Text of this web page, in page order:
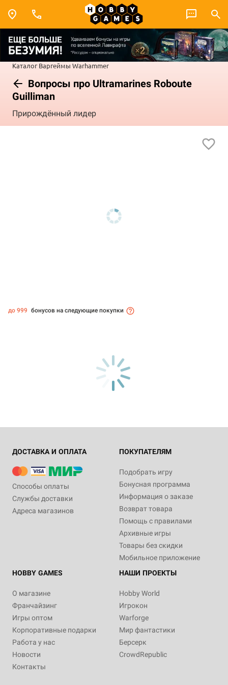
Каталог Варгеймы Warhammer
Вопросы про Ultramarines Roboute
Guilliman
Прирождённый лидер
до 999 бонусов на следующие покупки
ДОСТАВКА И ОПЛАТА
Способы оплаты
Службы доставки
Адреса магазинов
ПОКУПАТЕЛЯМ
Подобрать игру
Бонусная программа
Информация о заказе
Возврат товара
Помощь с правилами
Архивные игры
Товары без скидки
Мобильное приложение
HOBBY GAMES
О магазине
Франчайзинг
Игры оптом
Корпоративные подарки
Работа у нас
Новости
Контакты
НАШИ ПРОЕКТЫ
Hobby World
Игрокон
Warforge
Мир фантастики
Берсерк
CrowdRepublic